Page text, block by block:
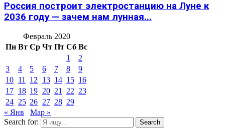
Россия построит электростанцию на Луне к
2036 году — зачем нам лунная...
Февраль 2020
Пн Вт Ср Чт Пт Сб Вс
1
2
3
4 5 6 7 8
9
10 11 12 13 14 15 16
17 18 19 20 21 22 23
24 25 26 27 28 29
« Янв
Мар »
Search for:
Search